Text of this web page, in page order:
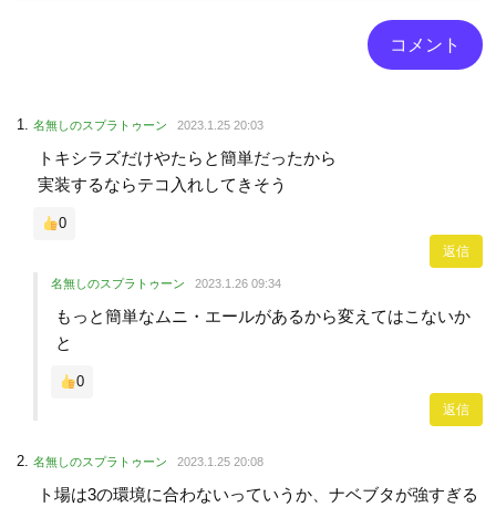
名無しのスプラトゥーン 2023.1.25 20:03
トキシラズだけやたらと簡単だったから
実装するならテコ入れしてきそう
0
返信
名無しのスプラトゥーン 2023.1.26 09:34
もっと簡単なムニ・エールがあるから変えてはこないか
と
0
返信
名無しのスプラトゥーン 2023.1.25 20:08
ト場は3の環境に合わないっていうか、ナベブタが強すぎる